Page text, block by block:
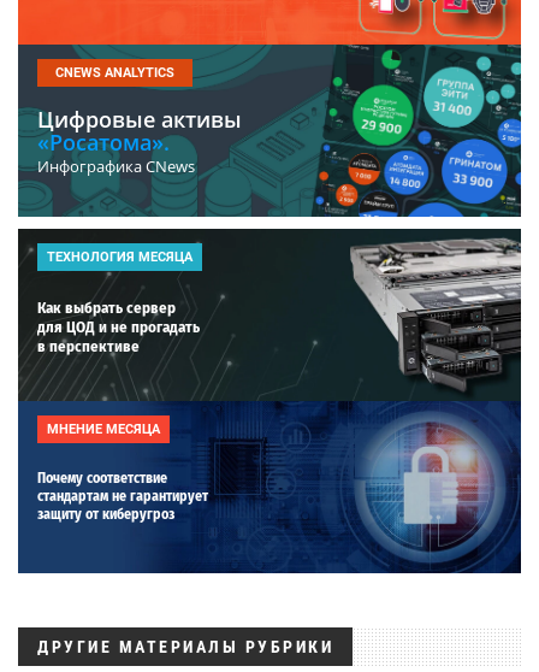
CNEWS ANALYTICS
Цифровые активы
«Росатома».
Инфографика CNews
ТЕХНОЛОГИЯ МЕСЯЦА
Как выбрать сервер
для ЦОД и не прогадать
в перспективе
МНЕНИЕ МЕСЯЦА
Почему соответствие
стандартам не гарантирует
защиту от киберугроз
ДРУГИЕ МАТЕРИАЛЫ РУБРИКИ